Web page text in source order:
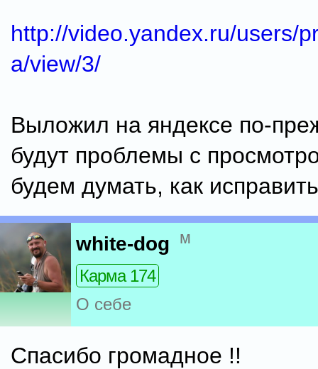
http://video.yandex.ru/users/
a/view/3/
Выложил на яндексе по-
будут проблемы с
будем думать, как
white-dog м
Карма 174
О себе
Спасибо громадное !!